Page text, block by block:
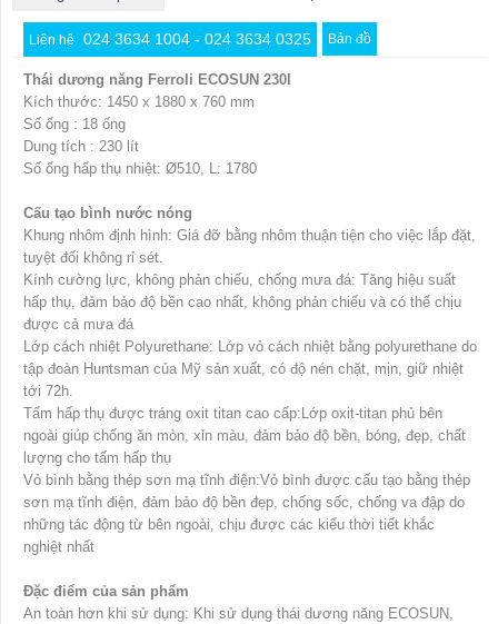
Liên hệ 024 3634 1004 - 024 3634 0325 Bản đồ
Thái dương năng Ferroli ECOSUN 230l
Kích thước: 1450 x 1880 x 760 mm
Số ống : 18 ống
Dung tích : 230 lít
Số ống hấp thụ nhiệt: Ø510, L: 1780
Cấu tạo bình nước nóng
Khung nhôm định hình: Giá đỡ bằng nhôm thuận tiện cho việc lắp đặt,
tuyệt đối không rỉ sét.
Kính cường lực, không phản chiếu, chống mưa đá: Tăng hiệu suất
hấp thụ, đảm bảo độ bền cao nhất, không phản chiếu và có thể chịu
được cả mưa đá
Lớp cách nhiệt Polyurethane: Lớp vỏ cách nhiệt bằng polyurethane do
tập đoàn Huntsman của Mỹ sản xuất, có độ nén chặt, mịn, giữ nhiệt
tới 72h.
Tấm hấp thụ được tráng oxit titan cao cấp:Lớp oxit-titan phủ bên
ngoài giúp chống ăn mòn, xỉn màu, đảm bảo độ bền, bóng, đẹp, chất
lượng cho tấm hấp thụ
Vỏ bình bằng thép sơn mạ tĩnh điện:Vỏ bình được cấu tạo bằng thép
sơn mạ tĩnh điện, đảm bảo độ bền đẹp, chống sốc, chống va đập do
những tác động từ bên ngoài, chịu được các kiểu thời tiết khắc
nghiệt nhất
Đặc điểm của sản phẩm
An toàn hơn khi sử dụng: Khi sử dụng thái dương năng ECOSUN,